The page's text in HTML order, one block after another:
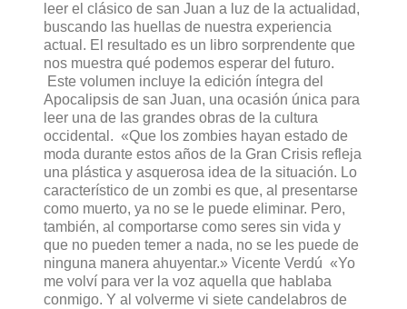
leer el clásico de san Juan a luz de la actualidad,
buscando las huellas de nuestra experiencia
actual. El resultado es un libro sorprendente que
nos muestra qué podemos esperar del futuro.
Este volumen incluye la edición íntegra del
Apocalipsis de san Juan, una ocasión única para
leer una de las grandes obras de la cultura
occidental. «Que los zombies hayan estado de
moda durante estos años de la Gran Crisis refleja
una plástica y asquerosa idea de la situación. Lo
característico de un zombi es que, al presentarse
como muerto, ya no se le puede eliminar. Pero,
también, al comportarse como seres sin vida y
que no pueden temer a nada, no se les puede de
ninguna manera ahuyentar.» Vicente Verdú «Yo
me volví para ver la voz aquella que hablaba
conmigo. Y al volverme vi siete candelabros de